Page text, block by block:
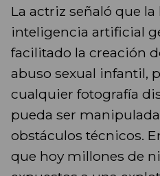
La actriz señaló que la
inteligencia artificial
facilitado la creación
abuso sexual infantil,
cualquier fotografía
pueda ser
obstáculos técnicos.
que hoy millones de